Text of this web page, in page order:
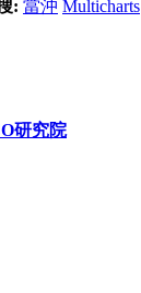
: 當沖 Multicharts
研究院